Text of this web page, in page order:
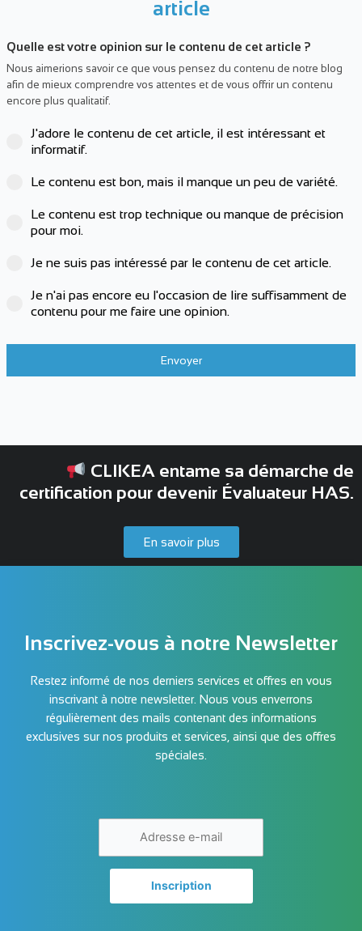
article
Quelle est votre opinion sur le contenu de cet article ?
Nous aimerions savoir ce que vous pensez du contenu de notre blog
afin de mieux comprendre vos attentes et de vous offrir un contenu
encore plus qualitatif.
J'adore le contenu de cet article, il est intéressant et
informatif.
Le contenu est bon, mais il manque un peu de variété.
Le contenu est trop technique ou manque de précision
pour moi.
Je ne suis pas intéressé par le contenu de cet article.
Je n'ai pas encore eu l'occasion de lire suffisamment de
contenu pour me faire une opinion.
Envoyer
CLIKEA entame sa démarche de
certification pour devenir Évaluateur HAS.
En savoir plus
Inscrivez-vous à notre Newsletter
Restez informé de nos derniers services et offres en vous
inscrivant à notre newsletter. Nous vous enverrons
régulièrement des mails contenant des informations
exclusives sur nos produits et services, ainsi que des offres
spéciales.